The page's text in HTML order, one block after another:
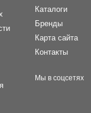
в категории
Каталоги
Бренды
Карта сайта
Контакты
Мы в соцсетях